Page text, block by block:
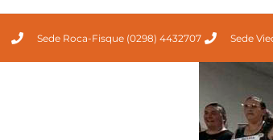
Sede Roca-Fisque (0298) 4432707 Sede